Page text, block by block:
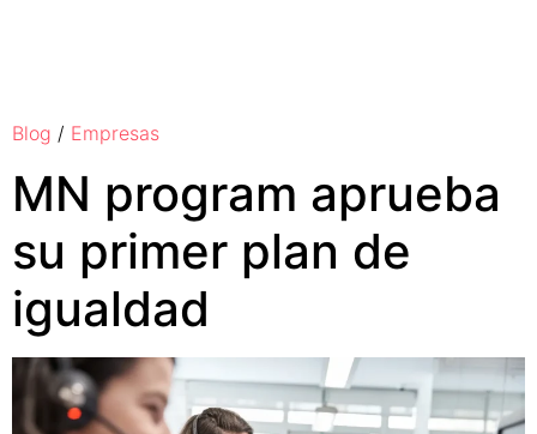
Blog / Empresas
MN program aprueba
su primer plan de
igualdad